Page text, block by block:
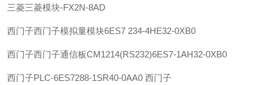
三菱三菱模块-FX2N-8AD
西门子西门子模拟量模块6ES7 234-4HE32-0XB0
西门子西门子通信板CM1214(RS232)6ES7-1AH32-0XB0
西门子PLC-6ES7288-1SR40-0AA0 西门子